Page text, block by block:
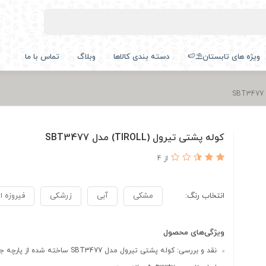
ویژه های تابستان⛱️🍉 دسته بندی کالاها وبلاگ تماس با ما
کوله پشتی تیرول (TIROLL) مدل SBT3477
از 4
انتخاب رنگ: مشکی آبی زرشکی فیروزه
ویژگی‌های محصول
نقد و بررسی: کوله پشتی تیرول مدل SBT3477 ساخته شده از پارچه جود...